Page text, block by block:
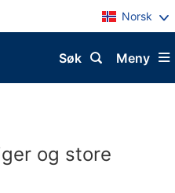
Norsk
Meny
Søk
og store